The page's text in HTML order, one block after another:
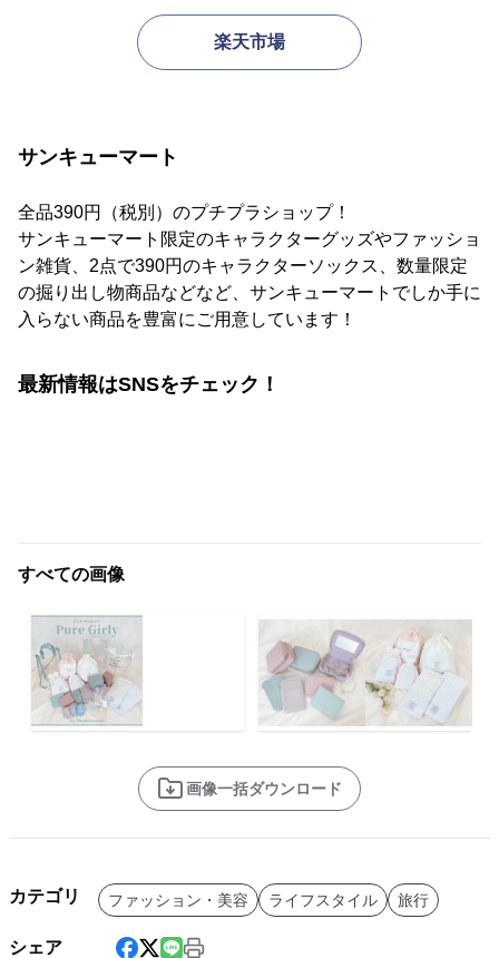
楽天市場
サンキューマート
全品390円（税別）のプチプラショップ！
サンキューマート限定のキャラクターグッズやファッショ
ン雑貨、2点で390円のキャラクターソックス、数量限定
の掘り出し物商品などなど、サンキューマートでしか手に
入らない商品を豊富にご用意しています！
最新情報はSNSをチェック！
すべての画像
画像一括ダウンロード
カテゴリ ファッション・美容 ライフスタイル 旅行
シェア